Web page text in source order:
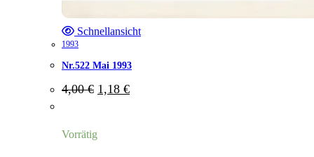
Schnellansicht
1993
Nr.522 Mai 1993
4,00€ Ursprünglicher
Preis
1,18 €Aktueller
Preis
Vorrätig